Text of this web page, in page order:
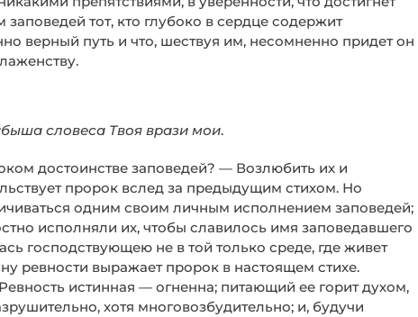
тот, кто глубоко в сердце содержит
верный путь и что, шествуя им, несомненно придет он
словеса Твоя врази мои.
достоинстве заповедей? — Возлюбить их и
пророк вслед за предыдущим стихом. Но
одним своим личным исполнением заповедей;
исполняли их, чтобы славилось имя заповедавшего
господствующею не в той только среде, где живет
ревности выражает пророк в настоящем стихе.
истинная — огненна; питающий ее горит духом,
хотя многовозбудительно; и, будучи